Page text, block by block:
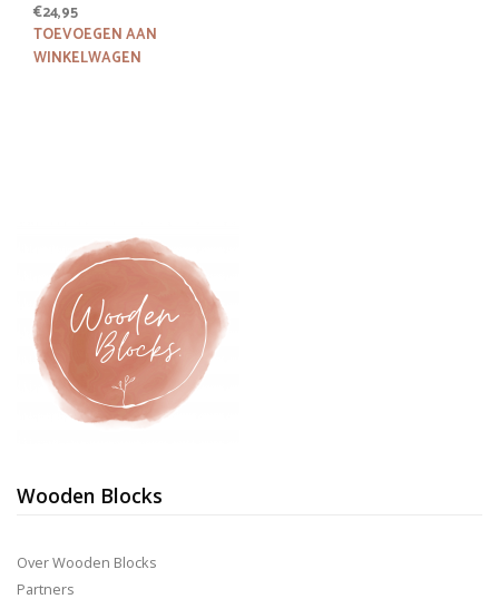
€24,95
TOEVOEGEN AAN
WINKELWAGEN
Wooden Blocks
Over Wooden Blocks
Partners